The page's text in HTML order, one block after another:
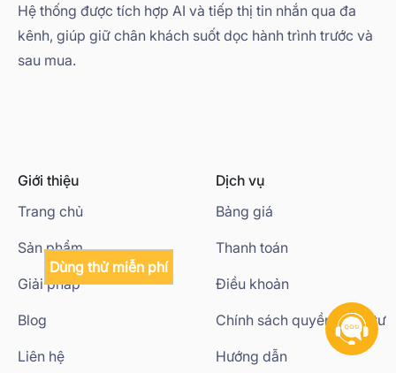
Dùng thử miễn phí
Hệ thống được tích hợp AI và tiếp thị tin nhắn qua đa
kênh, giúp giữ chân khách suốt dọc hành trình trước và
sau mua.
Giới thiệu
Trang chủ
Sản phẩm
Giải pháp
Blog
Liên hệ
Dịch vụ
Bảng giá
Thanh toán
Điều khoản
Chính sách quyền riêng tư
Hướng dẫn